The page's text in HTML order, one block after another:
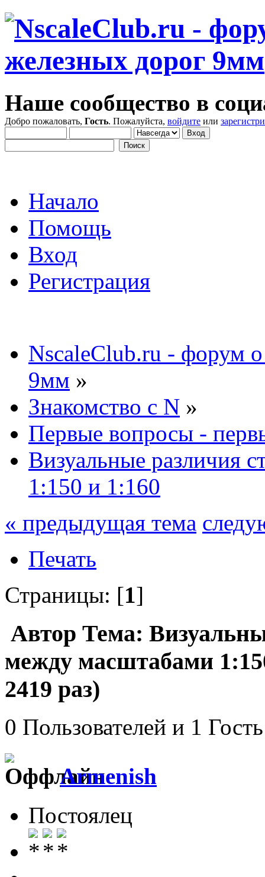
Наше сообщество в
Добро пожаловать, Гость. Пожалуйста, войдите или
Начало
Помощь
Вход
Регистрация
NscaleClub.ru - форум
9мм »
Знакомство с N »
Первые вопросы -
Визуальные различия
1:150 и 1:160
« предыдущая тема
Печать
Страницы: [1]
Автор Тема:
между масштабами
2419 раз)
0 Пользователей и 1
Armenish
Постоялец